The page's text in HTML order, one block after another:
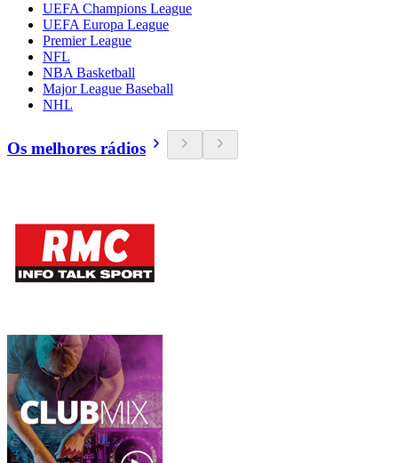
UEFA Champions League
UEFA Europa League
Premier League
NFL
NBA Basketball
Major League Baseball
NHL
Os melhores rádios